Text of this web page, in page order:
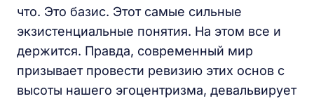
что. Это базис. Этот самые сильные
экзистенциальные понятия. На этом все и
держится. Правда, современный мир
призывает провести ревизию этих основ с
высоты нашего эгоцентризма, девальвирует